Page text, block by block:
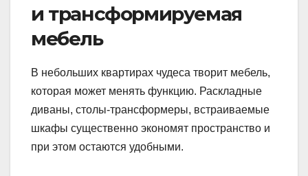
и трансформируемая
мебель
В небольших квартирах чудеса творит мебель,
которая может менять функцию. Раскладные
диваны, столы-трансформеры, встраиваемые
шкафы существенно экономят пространство и
при этом остаются удобными.